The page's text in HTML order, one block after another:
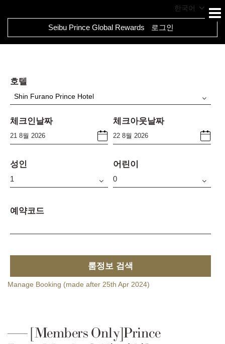
한국어
Seibu Prince Global Rewards 로그인
호텔
Shin Furano Prince Hotel
체크인날짜 체크아웃날짜
성인 어린이
예약코드
룸정보 검색
Manage Booking (made after 25th Apr 2024)
[Members Only]Prince